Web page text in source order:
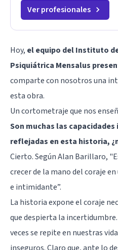
Ver profesionales
Hoy, el equipo del Instituto
Psiquiátrica Mensalus
comparte con nosotros una
esta obra.
Un cortometraje que nos
Son muchas las
reflejadas en esta historia,
Cierto. Según Alan Barillaro,
crecer de la mano del coraje
e intimidante”.
La historia expone el coraje
que despierta la
veces se repite en nuestras